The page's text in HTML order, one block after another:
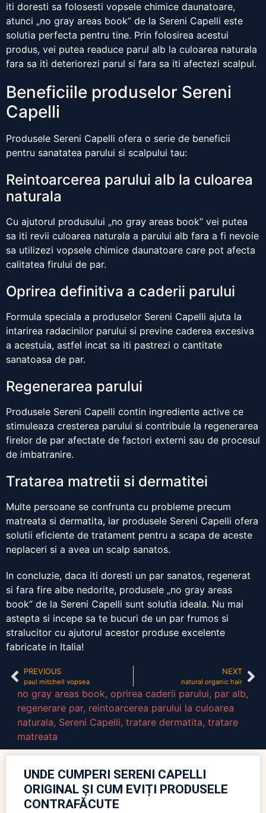
iti doresti sa folosesti vopsele chimice daunatoare,
atunci „no gray areas book” de la Sereni Capelli este
solutia perfecta pentru tine. Prin folosirea acestui
produs, vei putea readuce parul alb la culoarea naturala
fara sa iti deteriorezi parul si fara sa iti afectezi scalpul.
Beneficiile produselor Sereni
Capelli
Produsele Sereni Capelli ofera o serie de beneficii
pentru sanatatea parului si scalpului tau:
Reintoarcerea parului alb la culoarea
naturala
Cu ajutorul produsului „no gray areas book” vei putea
sa iti revii culoarea naturala a parului alb fara a fi nevoie
sa utilizezi vopsele chimice daunatoare care pot afecta
calitatea firului de par.
Oprirea definitiva a caderii parului
Formula speciala a produselor Sereni Capelli ajuta la
intarirea radacinilor parului si previne caderea excesiva
a acestuia, astfel incat sa iti pastrezi o cantitate
sanatoasa de par.
Regenerarea parului
Produsele Sereni Capelli contin ingrediente active ce
stimuleaza cresterea parului si contribuie la regenerarea
firelor de par afectate de factori externi sau de procesul
de imbatranire.
Tratarea matretii si dermatitei
Multe persoane se confrunta cu probleme precum
matreata si dermatita, iar produsele Sereni Capelli ofera
solutii eficiente de tratament pentru a scapa de aceste
neplaceri si a avea un scalp sanatos.
In concluzie, daca iti doresti un par sanatos, regenerat
si fara fire albe nedorite, produsele „no gray areas
book” de la Sereni Capelli sunt solutia ideala. Nu mai
astepta si incepe sa te bucuri de un par frumos si
stralucitor cu ajutorul acestor produse excelente
fabricate in Italia!
PREVIOUS
paul mitchell vopsea
NEXT
natural organic hair
no gray areas book, oprirea caderii parului, par alb,
regenerare par, reintoarcerea parului la culoarea
naturala, Sereni Capelli, tratare dermatita, tratare
matreata
UNDE CUMPERI SERENI CAPELLI
ORIGINAL ȘI CUM EVIȚI PRODUSELE
CONTRAFĂCUTE